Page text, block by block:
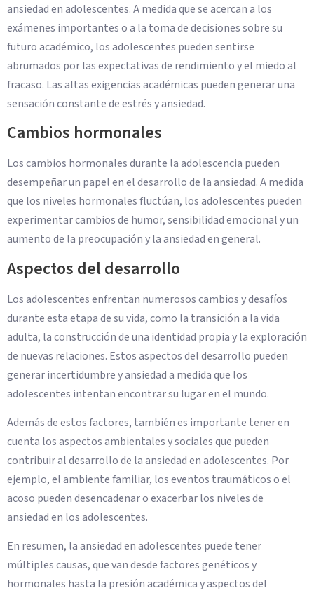
ansiedad en adolescentes. A medida que se acercan a los
exámenes importantes o a la toma de decisiones sobre su
futuro académico, los adolescentes pueden sentirse
abrumados por las expectativas de rendimiento y el miedo al
fracaso. Las altas exigencias académicas pueden generar una
sensación constante de estrés y ansiedad.
Cambios hormonales
Los cambios hormonales durante la adolescencia pueden
desempeñar un papel en el desarrollo de la ansiedad. A medida
que los niveles hormonales fluctúan, los adolescentes pueden
experimentar cambios de humor, sensibilidad emocional y un
aumento de la preocupación y la ansiedad en general.
Aspectos del desarrollo
Los adolescentes enfrentan numerosos cambios y desafíos
durante esta etapa de su vida, como la transición a la vida
adulta, la construcción de una identidad propia y la exploración
de nuevas relaciones. Estos aspectos del desarrollo pueden
generar incertidumbre y ansiedad a medida que los
adolescentes intentan encontrar su lugar en el mundo.
Además de estos factores, también es importante tener en
cuenta los aspectos ambientales y sociales que pueden
contribuir al desarrollo de la ansiedad en adolescentes. Por
ejemplo, el ambiente familiar, los eventos traumáticos o el
acoso pueden desencadenar o exacerbar los niveles de
ansiedad en los adolescentes.
En resumen, la ansiedad en adolescentes puede tener
múltiples causas, que van desde factores genéticos y
hormonales hasta la presión académica y aspectos del